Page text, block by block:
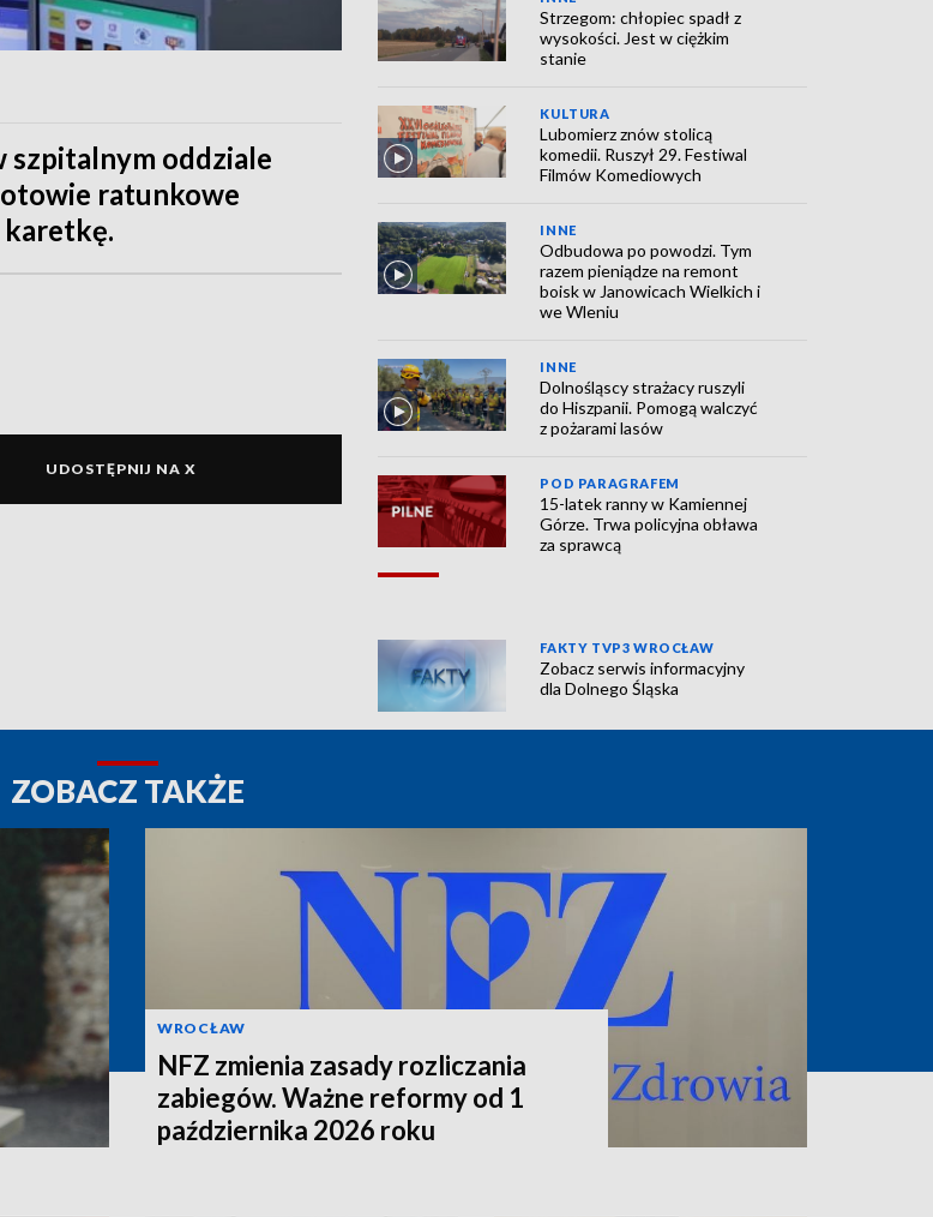
szpitalnym oddziale
ratunkowe
karetkę.
UDOSTĘPNIJ NA X
Strzegom: chłopiec spadł z
wysokości. Jest w ciężkim
stanie
KULTURA
Lubomierz znów stolicą
komedii. Ruszył 29. Festiwal
Filmów Komediowych
INNE
Odbudowa po powodzi. Tym
razem pieniądze na remont
boisk w Janowicach Wielkich i
we Wleniu
INNE
Dolnośląscy strażacy ruszyli
do Hiszpanii. Pomogą walczyć
z pożarami lasów
POD PARAGRAFEM
15-latek ranny w Kamiennej
Górze. Trwa policyjna obława
za sprawcą
FAKTY TVP3 WROCŁAW
Zobacz serwis informacyjny
dla Dolnego Śląska
ZOBACZ TAKŻE
WROCŁAW
NFZ zmienia zasady rozliczania
zabiegów. Ważne reformy od 1
października 2026 roku